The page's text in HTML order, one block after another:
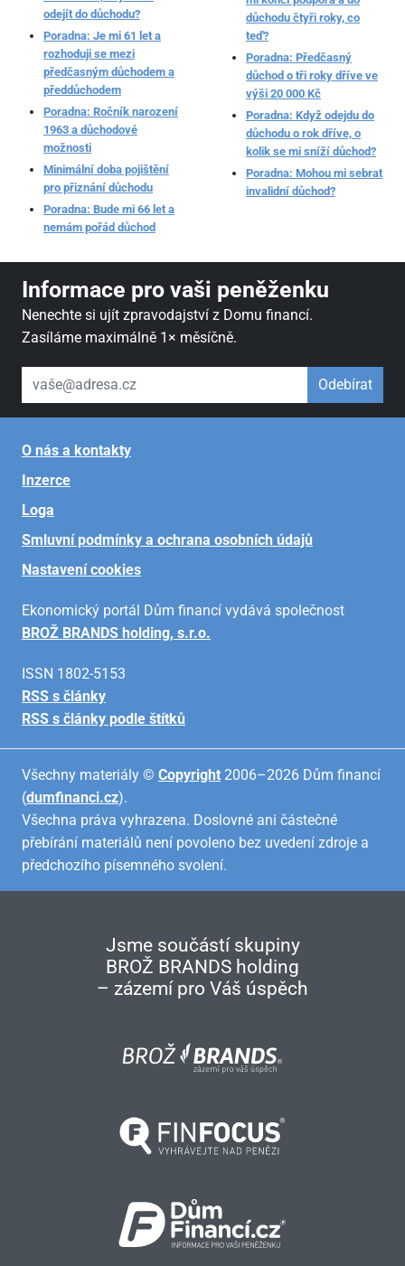
odejít do důchodu?
Poradna: Je mi 61 let a
rozhoduji se mezi
předčasným důchodem a
předdůchodem
Poradna: Ročník narození
1963 a důchodové
možnosti
Minimální doba pojištění
pro přiznání důchodu
Poradna: Bude mi 66 let a
nemám pořád důchod
důchodu čtyři roky, co
teď?
Poradna: Předčasný
důchod o tři roky dříve ve
výši 20 000 Kč
Poradna: Když odejdu do
důchodu o rok dříve, o
kolik se mi sníží důchod?
Poradna: Mohou mi sebrat
invalidní důchod?
Informace pro vaši peněženku
Nenechte si ujít zpravodajství z Domu financí.
Zasíláme maximálně 1× měsíčně.
váš email Odebírat
O nás a kontakty
Inzerce
Loga
Smluvní podmínky a ochrana osobních údajů
Nastavení cookies
Ekonomický portál Dům financí vydává společnost
BROŽ BRANDS holding, s.r.o.
ISSN 1802-5153
RSS s články
RSS s články podle štítků
Všechny materiály © Copyright 2006–2026 Dům financí
(dumfinanci.cz).
Všechna práva vyhrazena. Doslovné ani částečné
přebírání materiálů není povoleno bez uvedení zdroje a
předchozího písemného svolení.
Jsme součástí skupiny
BROŽ BRANDS holding
– zázemí pro Váš úspěch